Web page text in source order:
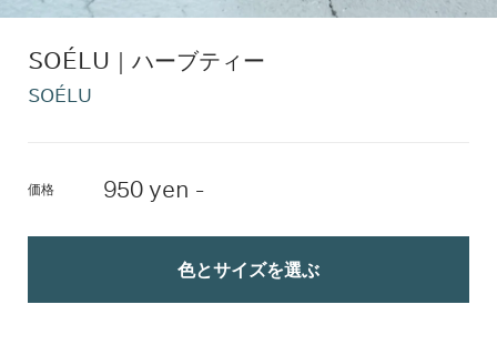
SOÉLU｜ハーブティー
SOÉLU
価格 950 yen -
色とサイズを選ぶ